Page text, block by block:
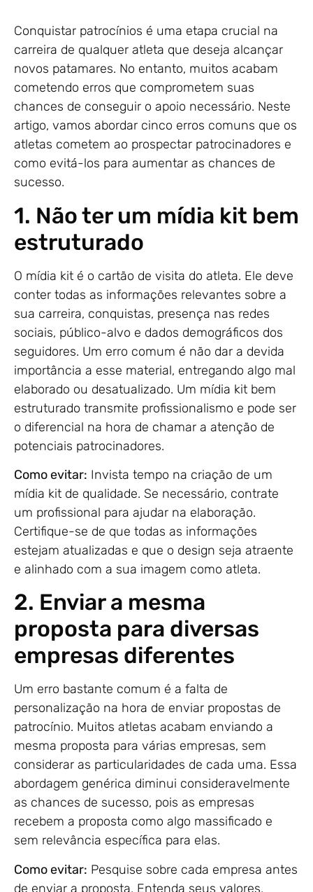
Conquistar patrocínios é uma etapa crucial na
carreira de qualquer atleta que deseja alcançar
novos patamares. No entanto, muitos acabam
cometendo erros que comprometem suas
chances de conseguir o apoio necessário. Neste
artigo, vamos abordar cinco erros comuns que os
atletas cometem ao prospectar patrocinadores e
como evitá-los para aumentar as chances de
sucesso.
1. Não ter um mídia kit bem
estruturado
O mídia kit é o cartão de visita do atleta. Ele deve
conter todas as informações relevantes sobre a
sua carreira, conquistas, presença nas redes
sociais, público-alvo e dados demográficos dos
seguidores. Um erro comum é não dar a devida
importância a esse material, entregando algo mal
elaborado ou desatualizado. Um mídia kit bem
estruturado transmite profissionalismo e pode ser
o diferencial na hora de chamar a atenção de
potenciais patrocinadores.
Como evitar: Invista tempo na criação de um
mídia kit de qualidade. Se necessário, contrate
um profissional para ajudar na elaboração.
Certifique-se de que todas as informações
estejam atualizadas e que o design seja atraente
e alinhado com a sua imagem como atleta.
2. Enviar a mesma
proposta para diversas
empresas diferentes
Um erro bastante comum é a falta de
personalização na hora de enviar propostas de
patrocínio. Muitos atletas acabam enviando a
mesma proposta para várias empresas, sem
considerar as particularidades de cada uma. Essa
abordagem genérica diminui consideravelmente
as chances de sucesso, pois as empresas
recebem a proposta como algo massificado e
sem relevância específica para elas.
Como evitar: Pesquise sobre cada empresa antes
de enviar a proposta. Entenda seus valores,